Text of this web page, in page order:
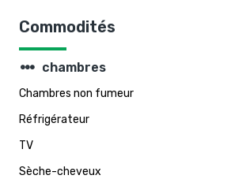
Commodités
steppers chambres
Chambres non fumeur
Réfrigérateur
TV
Sèche-cheveux